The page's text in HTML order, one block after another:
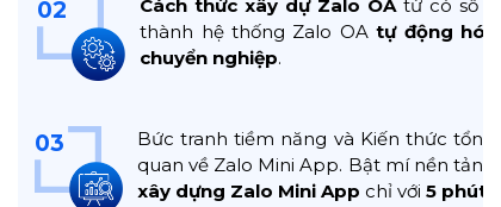
02 Cách thức xây dự Zalo OAtừ có số 0
thành hệ thống Zalo OAtự động hóa
chuyển nghiệp.
03
Bức tranh tiềm năng và Kiến thức tổng
quan về Zalo Mini App. Bật mí nền tảng
xây dựng Zalo Mini App chỉ với 5 phút